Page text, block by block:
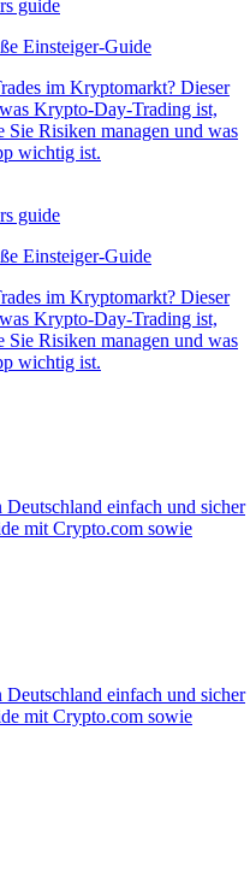
Einsteiger-Guide
im Kryptomarkt? Dieser
Krypto-Day-Trading ist,
Risiken managen und was
wichtig ist.
Einsteiger-Guide
im Kryptomarkt? Dieser
Krypto-Day-Trading ist,
Risiken managen und was
wichtig ist.
einfach und sicher
mit Crypto.com sowie
einfach und sicher
mit Crypto.com sowie